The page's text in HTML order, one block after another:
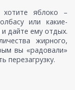
яблоко –
или какие-
дайте ему отдых.
жирного,
вы «радовали»
перезагрузку.